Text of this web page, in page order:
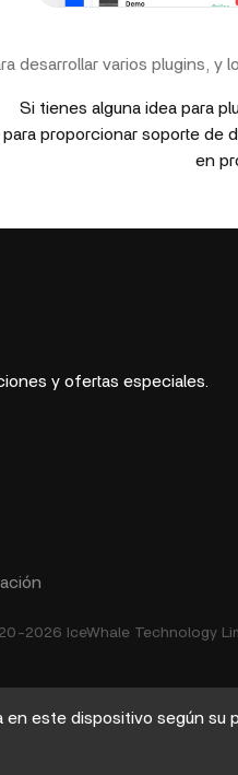
desarrollar varios plugins,
Si tienes alguna idea para
proporcionar soporte de
en
este dispositivo según su
y ofertas especiales.
2026 IceWhale Technology